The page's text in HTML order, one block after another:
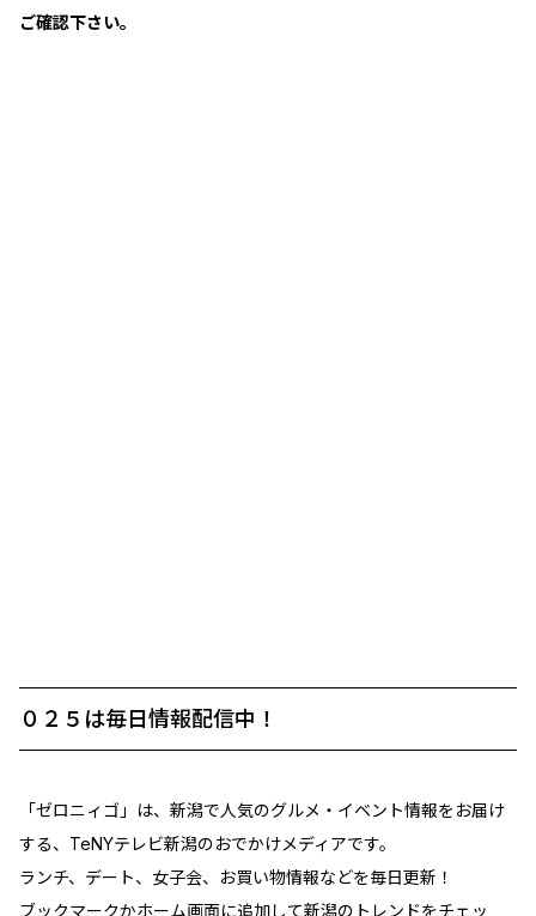
ご確認下さい。
０２５は毎日情報配信中！
「ゼロニィゴ」は、新潟で人気のグルメ・イベント情報をお届け
する、TeNYテレビ新潟のおでかけメディアです。
ランチ、デート、女子会、お買い物情報などを毎日更新！
ブックマークかホーム画面に追加して新潟のトレンドをチェッ